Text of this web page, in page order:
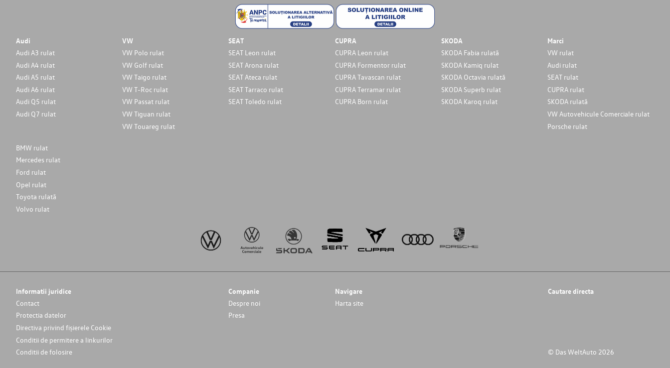
Audi
Audi A3 rulat
Audi A4 rulat
Audi A5 rulat
Audi A6 rulat
Audi Q5 rulat
Audi Q7 rulat
VW
VW Polo rulat
VW Golf rulat
VW Taigo rulat
VW T-Roc rulat
VW Passat rulat
VW Tiguan rulat
VW Touareg rulat
SEAT
SEAT Leon rulat
SEAT Arona rulat
SEAT Ateca rulat
SEAT Tarraco rulat
SEAT Toledo rulat
CUPRA
CUPRA Leon rulat
CUPRA Formentor rulat
CUPRA Tavascan rulat
CUPRA Terramar rulat
CUPRA Born rulat
SKODA
SKODA Fabia rulată
SKODA Kamiq rulat
SKODA Octavia rulată
SKODA Superb rulat
SKODA Karoq rulat
Marci
VW rulat
Audi rulat
SEAT rulat
CUPRA rulat
SKODA rulată
VW Autovehicule Comerciale rulat
Porsche rulat
BMW rulat
Mercedes rulat
Ford rulat
Opel rulat
Toyota rulată
Volvo rulat
Informatii juridice
Contact
Protectia datelor
Directiva privind fișierele Cookie
Conditii de permitere a linkurilor
Conditii de folosire
Companie
Despre noi
Presa
Navigare
Harta site
Cautare directa
© Das WeltAuto 2026